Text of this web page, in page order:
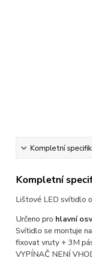
Kompletní
Kompletní
Lištové LED svítidlo
Určeno pro hlavní
Svítidlo se montuje
fixovat vruty + 3M
VYPÍNAČ NENÍ